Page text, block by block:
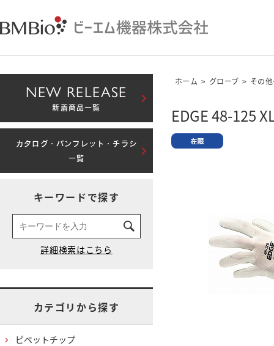
ホーム > グローブ > その
EDGE 48-125
NEW RELEASE
新着商品一覧
カタログ・パンフレット・チラシ
一覧
キーワードで探す
カテゴリから探す
ピペットチップ